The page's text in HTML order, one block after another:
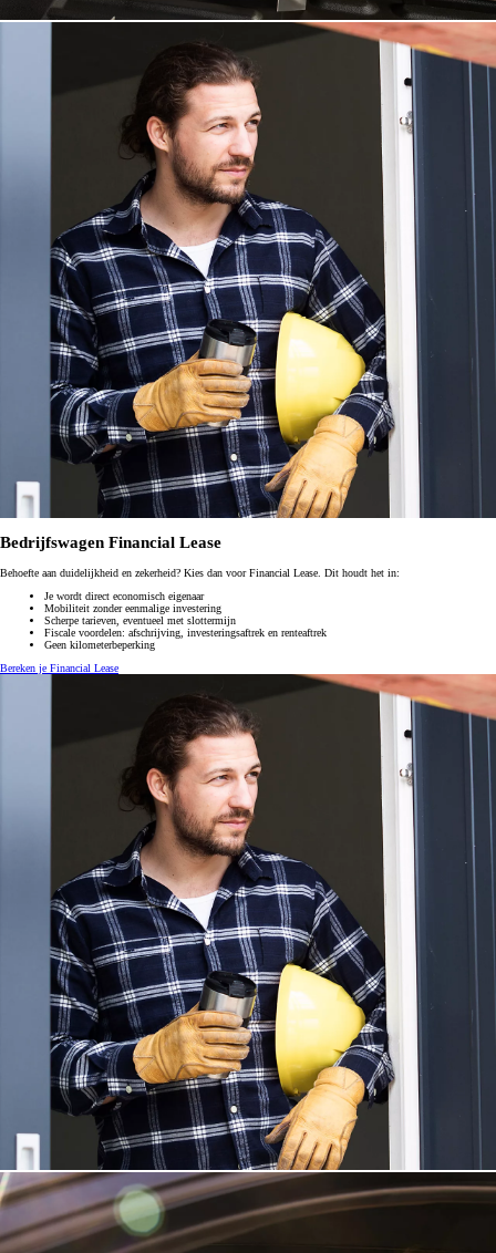
Bedrijfswagen Financial Lease
Behoefte aan duidelijkheid en zekerheid? Kies dan voor Financial Lease. Dit houdt het in:
Je wordt direct economisch eigenaar
Mobiliteit zonder eenmalige investering
Scherpe tarieven, eventueel met slottermijn
Fiscale voordelen: afschrijving, investeringsaftrek en renteaftrek
Geen kilometerbeperking
Bereken je Financial Lease